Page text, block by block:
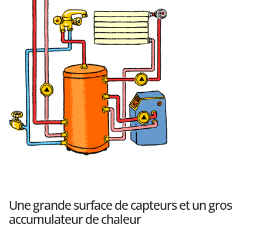
Une grande surface de capteurs et un gros
accumulateur de chaleur